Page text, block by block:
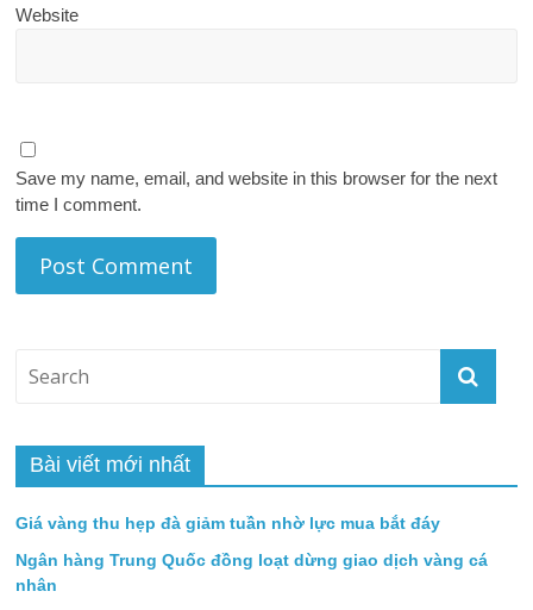
Website
Save my name, email, and website in this browser for the next
time I comment.
Bài viết mới nhất
Giá vàng thu hẹp đà giảm tuần nhờ lực mua bắt đáy
Ngân hàng Trung Quốc đồng loạt dừng giao dịch vàng cá
nhân